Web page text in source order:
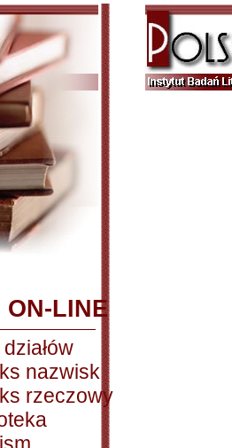
ON-LINE
nazwisk
rzeczowy